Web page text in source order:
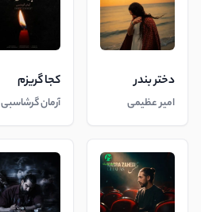
دختر بندر
امیر عظیمی
کجا گریزم
آرمان گرشاسبی